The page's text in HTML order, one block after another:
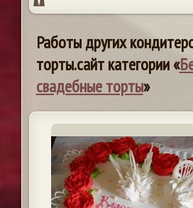
Работы других
торты.сайт категории «
свадебные торты»